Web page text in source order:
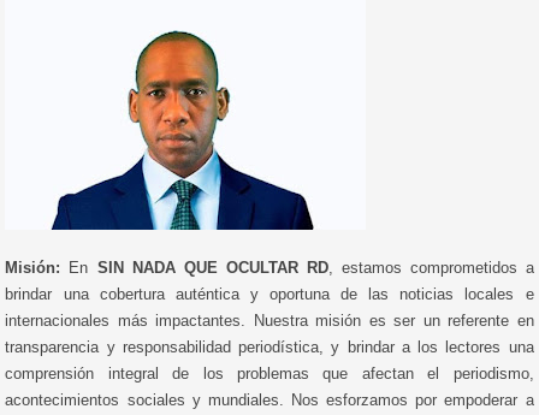
Misión: En SIN NADA QUE OCULTAR RD, estamos comprometidos a
brindar una cobertura auténtica y oportuna de las noticias locales e
internacionales más impactantes. Nuestra misión es ser un referente en
transparencia y responsabilidad periodística, y brindar a los lectores una
comprensión integral de los problemas que afectan el periodismo,
acontecimientos sociales y mundiales. Nos esforzamos por empoderar a